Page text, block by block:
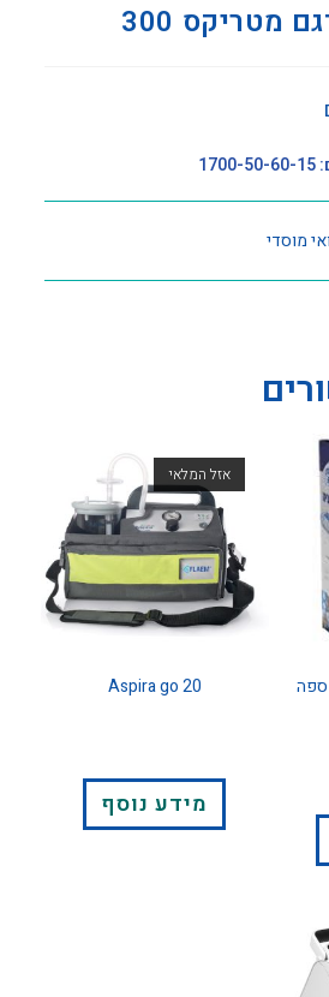
300
מוסדי
ספה
אזל המלאי
Aspira go 20
מידע נוסף